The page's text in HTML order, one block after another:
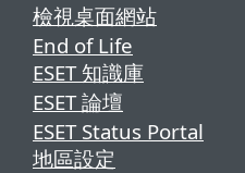
檢視桌面網站
End of Life
ESET 知識庫
ESET 論壇
ESET Status Portal
地區設定